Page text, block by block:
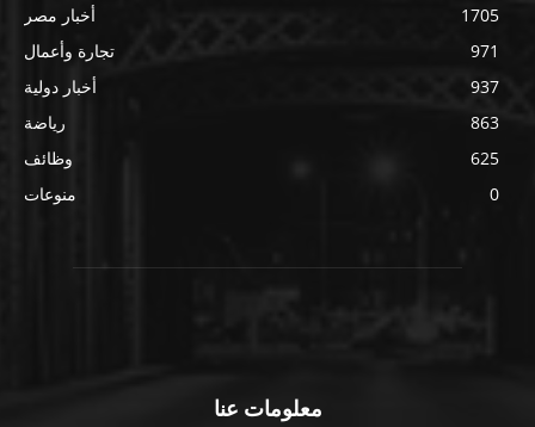
أخبار مصر
1705
تجارة وأعمال
971
أخبار دولية
937
رياضة
863
وظائف
625
منوعات
0
معلومات عنا